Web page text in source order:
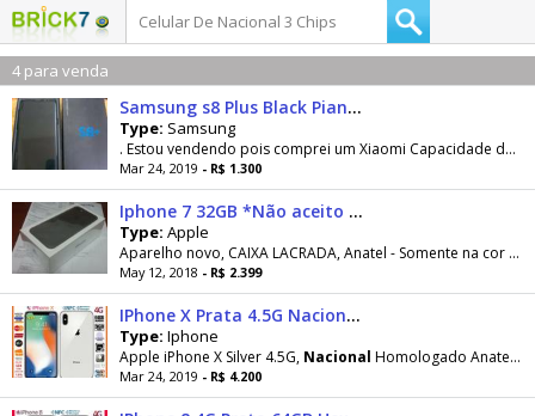
4 para venda
Samsung s8 Plus Black Piano - Leia todo o anuncio
Type: Samsung
. Estou vendendo pois comprei um Xiaomi Capacidade de armazenamento de 64 GB Memoria RAM 4 GB Dual
Mar 24, 2019 - R$ 1.300
Iphone 7 32GB *Não aceito Trocas* Na Caixa Lacrada Nota Fiscal Nacional Novo
Type: Apple
Aparelho novo, CAIXA LACRADA, Anatel - Somente na cor Preto Fosco (Black Matte) Resistência à água, respingos e poeira.(IP67) - Não aceitamos...
May 12, 2018 - R$ 2.399
IPhone X Prata 4.5G Nacional Hexa Core 3GB Tela 5.8", Dual Câm, Novíss, Cx, NF, Gar Troco
Type: Iphone
Apple iPhone X Silver 4.5G, Nacional Homologado Anatel, 64GB, Processador A11 Bionic Hexa Core, 3GB
Mar 24, 2019 - R$ 4.200